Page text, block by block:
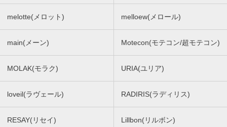
melotte(メロット) melloew(メロール)
main(メーン) Motecon(モテコン/超モテコン)
MOLAK(モラク) URIA(ユリア)
loveil(ラヴェール) RADIRIS(ラディリス)
RESAY(リセイ) Lillbon(リルボン)